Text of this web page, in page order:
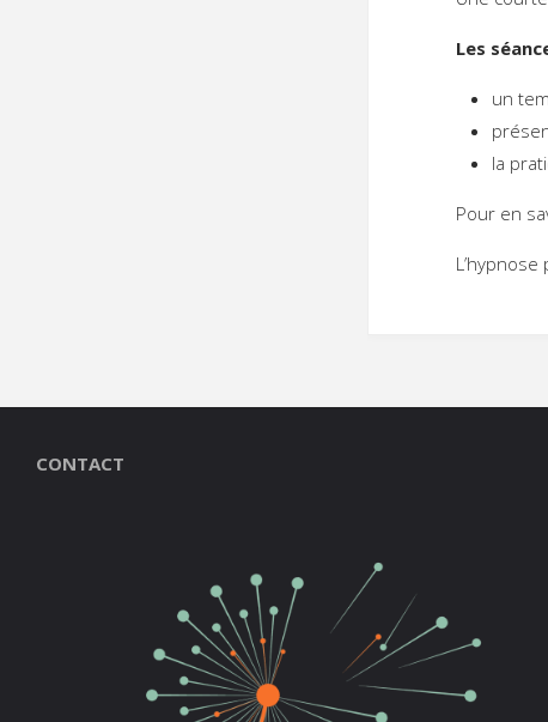
Les
un
la
Pour en
CONTACT